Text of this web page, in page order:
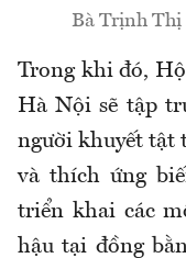
Bà Trịnh Thị
Trong khi đó,
Hà Nội sẽ tập
người khuyết tật
và thích ứng
triển khai các
hậu tại đồng